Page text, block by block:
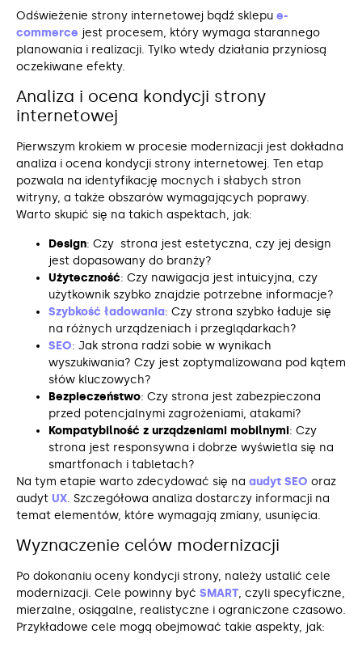
Odświeżenie strony internetowej bądź sklepu e-
commerce jest procesem, który wymaga starannego
planowania i realizacji. Tylko wtedy działania przyniosą
oczekiwane efekty.
Analiza i ocena kondycji strony
internetowej
Pierwszym krokiem w procesie modernizacji jest dokładna
analiza i ocena kondycji strony internetowej. Ten etap
pozwala na identyfikację mocnych i słabych stron
witryny, a także obszarów wymagających poprawy.
Warto skupić się na takich aspektach, jak:
Design: Czy strona jest estetyczna, czy jej design
jest dopasowany do branży?
Użyteczność: Czy nawigacja jest intuicyjna, czy
użytkownik szybko znajdzie potrzebne informacje?
Szybkość ładowania: Czy strona szybko ładuje się
na różnych urządzeniach i przeglądarkach?
SEO: Jak strona radzi sobie w wynikach
wyszukiwania? Czy jest zoptymalizowana pod kątem
słów kluczowych?
Bezpieczeństwo: Czy strona jest zabezpieczona
przed potencjalnymi zagrożeniami, atakami?
Kompatybilność z urządzeniami mobilnymi: Czy
strona jest responsywna i dobrze wyświetla się na
smartfonach i tabletach?
Na tym etapie warto zdecydować się na audyt SEO oraz
audyt UX. Szczegółowa analiza dostarczy informacji na
temat elementów, które wymagają zmiany, usunięcia.
Wyznaczenie celów modernizacji
Po dokonaniu oceny kondycji strony, należy ustalić cele
modernizacji. Cele powinny być SMART, czyli specyficzne,
mierzalne, osiągalne, realistyczne i ograniczone czasowo.
Przykładowe cele mogą obejmować takie aspekty, jak: